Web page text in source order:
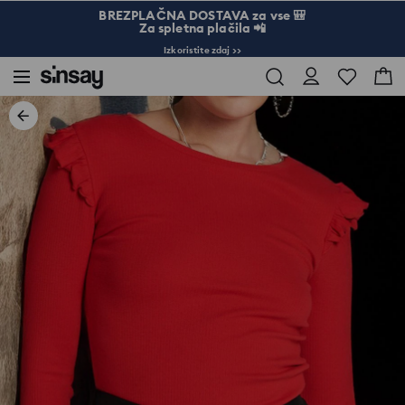
BREZPLAČNA DOSTAVA za vse 🎒
Za spletna plačila 📲
Izkoristite zdaj >>